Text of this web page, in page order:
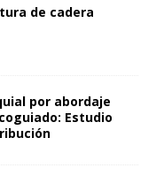
de cadera
por abordaje
Estudio